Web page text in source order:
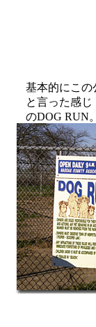
基本的にこの
と言った感じ
のDOG RUN。